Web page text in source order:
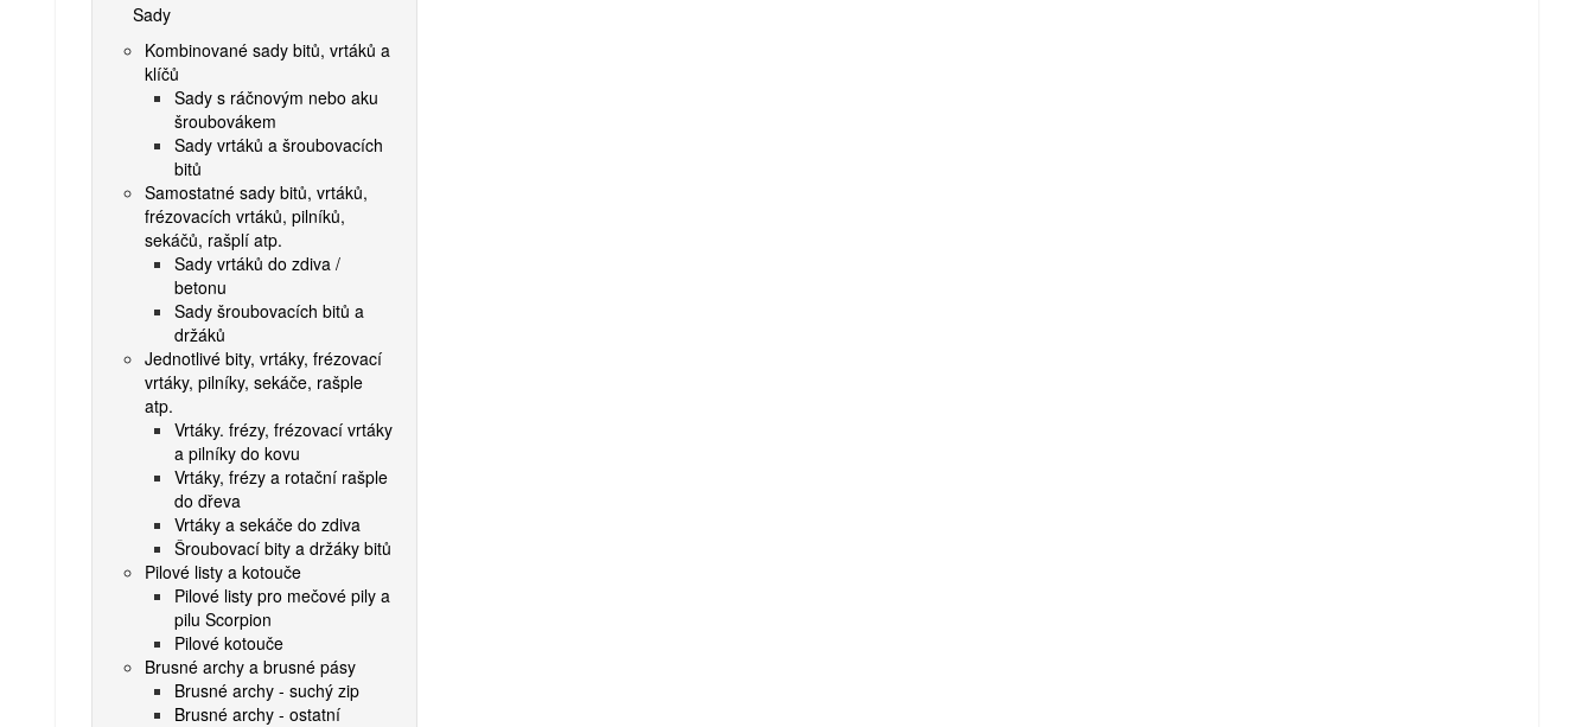
Sady
Kombinované sady bitů, vrtáků a
klíčů
Sady s ráčnovým nebo aku
šroubovákem
Sady vrtáků a šroubovacích
bitů
Samostatné sady bitů, vrtáků,
frézovacích vrtáků, pilníků,
sekáčů, rašplí atp.
Sady vrtáků do zdiva /
betonu
Sady šroubovacích bitů a
držáků
Jednotlivé bity, vrtáky, frézovací
vrtáky, pilníky, sekáče, rašple
atp.
Vrtáky. frézy, frézovací vrtáky
a pilníky do kovu
Vrtáky, frézy a rotační rašple
do dřeva
Vrtáky a sekáče do zdiva
Šroubovací bity a držáky bitů
Pilové listy a kotouče
Pilové listy pro mečové pily a
pilu Scorpion
Pilové kotouče
Brusné archy a brusné pásy
Brusné archy - suchý zip
Brusné archy - ostatní